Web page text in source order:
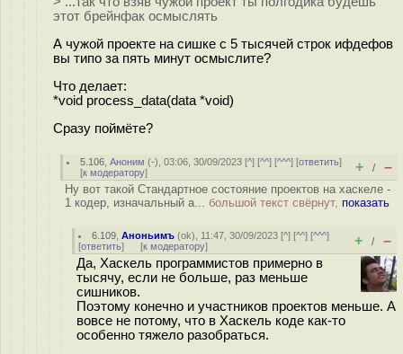
этот брейнфак осмыслять
А чужой проекте на сишке с 5 тысячей строк ифдефов
вы типо за пять минут осмыслите?
Что делает:
*void process_data(data *void)
Сразу поймёте?
5.106 ,Аноним (-), 03:06, 30/09/2023 [^] [^^] [^^^] [ответить]
[к модератору] + / –
Ну вот такой Стандартное состояние проектов на хаскеле -
1 кодер, изначальный а... большой текст свёрнут, показать
6.109 ,Аноньимъ (ok), 11:47, 30/09/2023 [^] [^^] [^^^]
[ответить] [к модератору] + / –
Да, Хаскель программистов примерно в
тысячу, если не больше, раз меньше
сишников.
Поэтому конечно и участников проектов меньше. А
вовсе не потому, что в Хаскель коде как-то
особенно тяжело разобраться.